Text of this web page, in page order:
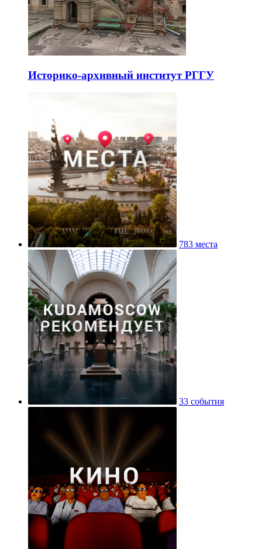
Историко-архивный институт РГГУ
783 места
33 события